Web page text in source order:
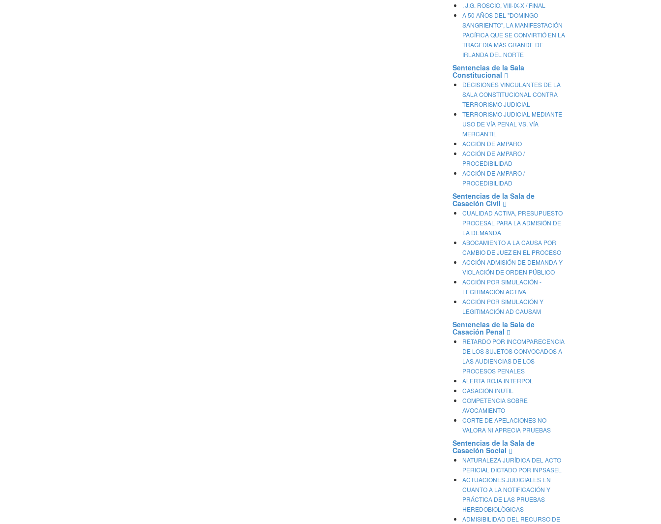
. J.G. ROSCIO, VIII-IX-X / FINAL
A 50 AÑOS DEL "DOMINGO
SANGRIENTO", LA MANIFESTACIÓN
PACÍFICA QUE SE CONVIRTIÓ EN LA
TRAGEDIA MÁS GRANDE DE
IRLANDA DEL NORTE
Sentencias de la Sala
Constitucional
DECISIONES VINCULANTES DE LA
SALA CONSTITUCIONAL CONTRA
TERRORISMO JUDICIAL
TERRORISMO JUDICIAL MEDIANTE
USO DE VÍA PENAL VS. VÍA
MERCANTIL
ACCIÓN DE AMPARO
ACCIÓN DE AMPARO /
PROCEDIBILIDAD
ACCIÓN DE AMPARO /
PROCEDIBILIDAD
Sentencias de la Sala de
Casación Civil
CUALIDAD ACTIVA, PRESUPUESTO
PROCESAL PARA LA ADMISIÓN DE
LA DEMANDA
ABOCAMIENTO A LA CAUSA POR
CAMBIO DE JUEZ EN EL PROCESO
ACCIÓN ADMISIÓN DE DEMANDA Y
VIOLACIÓN DE ORDEN PÚBLICO
ACCIÓN POR SIMULACIÓN -
LEGITIMACIÓN ACTIVA
ACCIÓN POR SIMULACIÓN Y
LEGITIMACIÓN AD CAUSAM
Sentencias de la Sala de
Casación Penal
RETARDO POR INCOMPARECENCIA
DE LOS SUJETOS CONVOCADOS A
LAS AUDIENCIAS DE LOS
PROCESOS PENALES
ALERTA ROJA INTERPOL
CASACIÓN INUTIL
COMPETENCIA SOBRE
AVOCAMIENTO
CORTE DE APELACIONES NO
VALORA NI APRECIA PRUEBAS
Sentencias de la Sala de
Casación Social
NATURALEZA JURÍDICA DEL ACTO
PERICIAL DICTADO POR INPSASEL
ACTUACIONES JUDICIALES EN
CUANTO A LA NOTIFICACIÓN Y
PRÁCTICA DE LAS PRUEBAS
HEREDOBIOLÒGICAS
ADMISIBILIDAD DEL RECURSO DE